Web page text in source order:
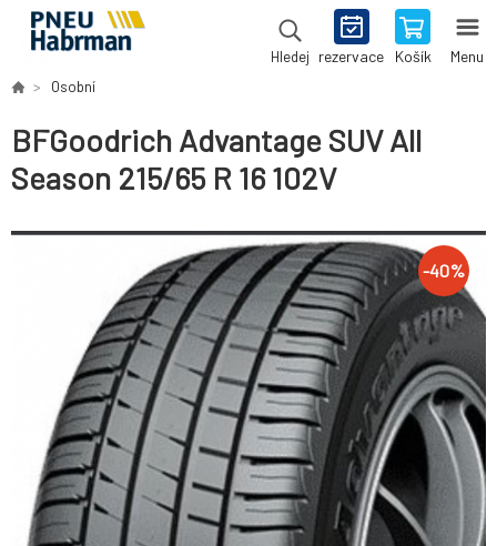
Hledej rezervace Košík Menu
Osobní
BFGoodrich Advantage SUV All
Season 215/65 R 16 102V
-40%